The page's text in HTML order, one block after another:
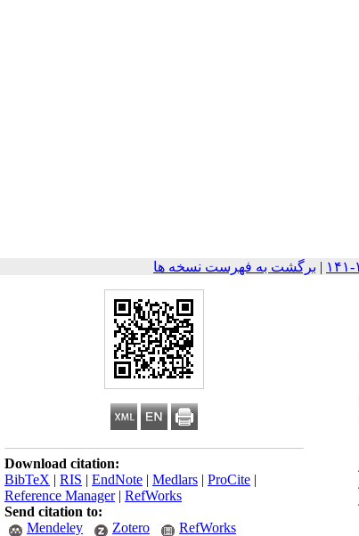
| برگشت به فهرست نسخه ها
Download citation:
BibTeX | RIS | EndNote | Medlars | ProCite |
Reference Manager| RefWorks
Send citation to:
Mendeley
Zotero RefWorks